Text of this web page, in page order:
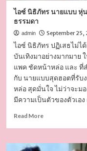
ไอซ์ นิธิภัทร นายแบบ หุ่
ธรรมดา
admin September 25,
ไอซ์ นิธิภัทร ปฏิเสธไม่ไ
บันเทิงมาอย่างมากมาย
แพค ชัดหน้าหล่อ และ ที่
กับ นายแบบสุดฮอตที่รับ
หล่อ สุดมั่นใจ ไม่ว่าจะม
มีความเป็นตัวของตัวเอ
Read MoreRead
ไอซ์